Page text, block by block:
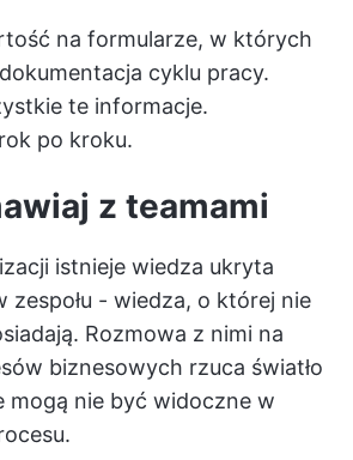
na formularze, w których
cyklu pracy.
te informacje.
po kroku.
z teamami
istnieje wiedza ukryta
zespołu - wiedza, o której nie
Rozmowa z nimi na
biznesowych rzuca światło
mogą nie być widoczne w